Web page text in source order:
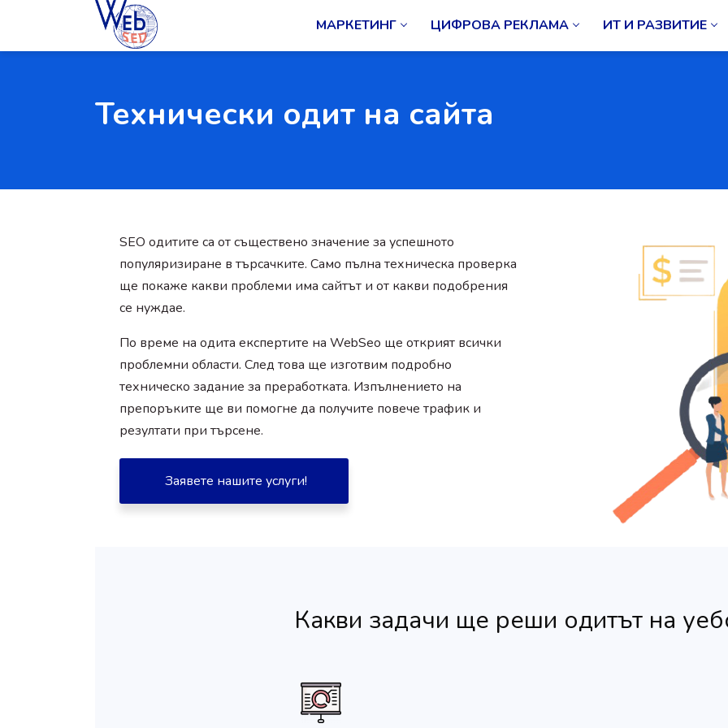
МАРКЕТИНГ ЦИФРОВА РЕКЛАМА ИТ И РАЗВИТИЕ
Технически одит на сайта
SEO одитите са от съществено значение за успешното
популяризиране в търсачките. Само пълна техническа проверка
ще покаже какви проблеми има сайтът и от какви подобрения
се нуждае.
По време на одита експертите на WebSeo ще открият всички
проблемни области. След това ще изготвим подробно
техническо задание за преработката. Изпълнението на
препоръките ще ви помогне да получите повече трафик и
резултати при търсене.
Заявете нашите услуги!
Какви задачи ще реши одитът на